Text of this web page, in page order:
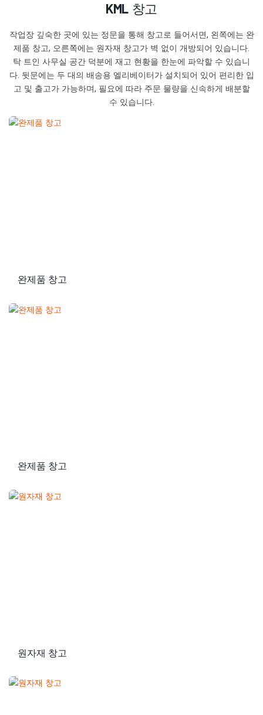
KML 창고
작업장 깊숙한 곳에 있는 정문을 통해 창고로 들어서면, 왼쪽에는 완
제품 창고, 오른쪽에는 원자재 창고가 벽 없이 개방되어 있습니다.
탁 트인 사무실 공간 덕분에 재고 현황을 한눈에 파악할 수 있습니
다. 뒷문에는 두 대의 배송용 엘리베이터가 설치되어 있어 편리한 입
고 및 출고가 가능하며, 필요에 따라 주문 물량을 신속하게 배분할
수 있습니다.
완제품 창고
완제품 창고
원자재 창고